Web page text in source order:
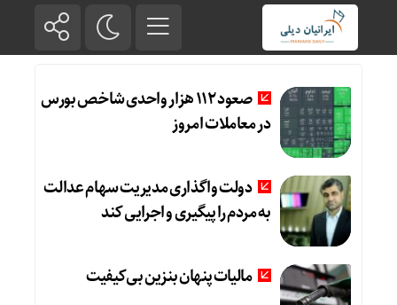
صعود 112 هزار واحدی شاخص بورس
در معاملات امروز
دولت واگذاری مدیریت سهام عدالت
به مردم را پیگیری و اجرایی کند
مالیات پنهان بنزین بی‌کیفیت